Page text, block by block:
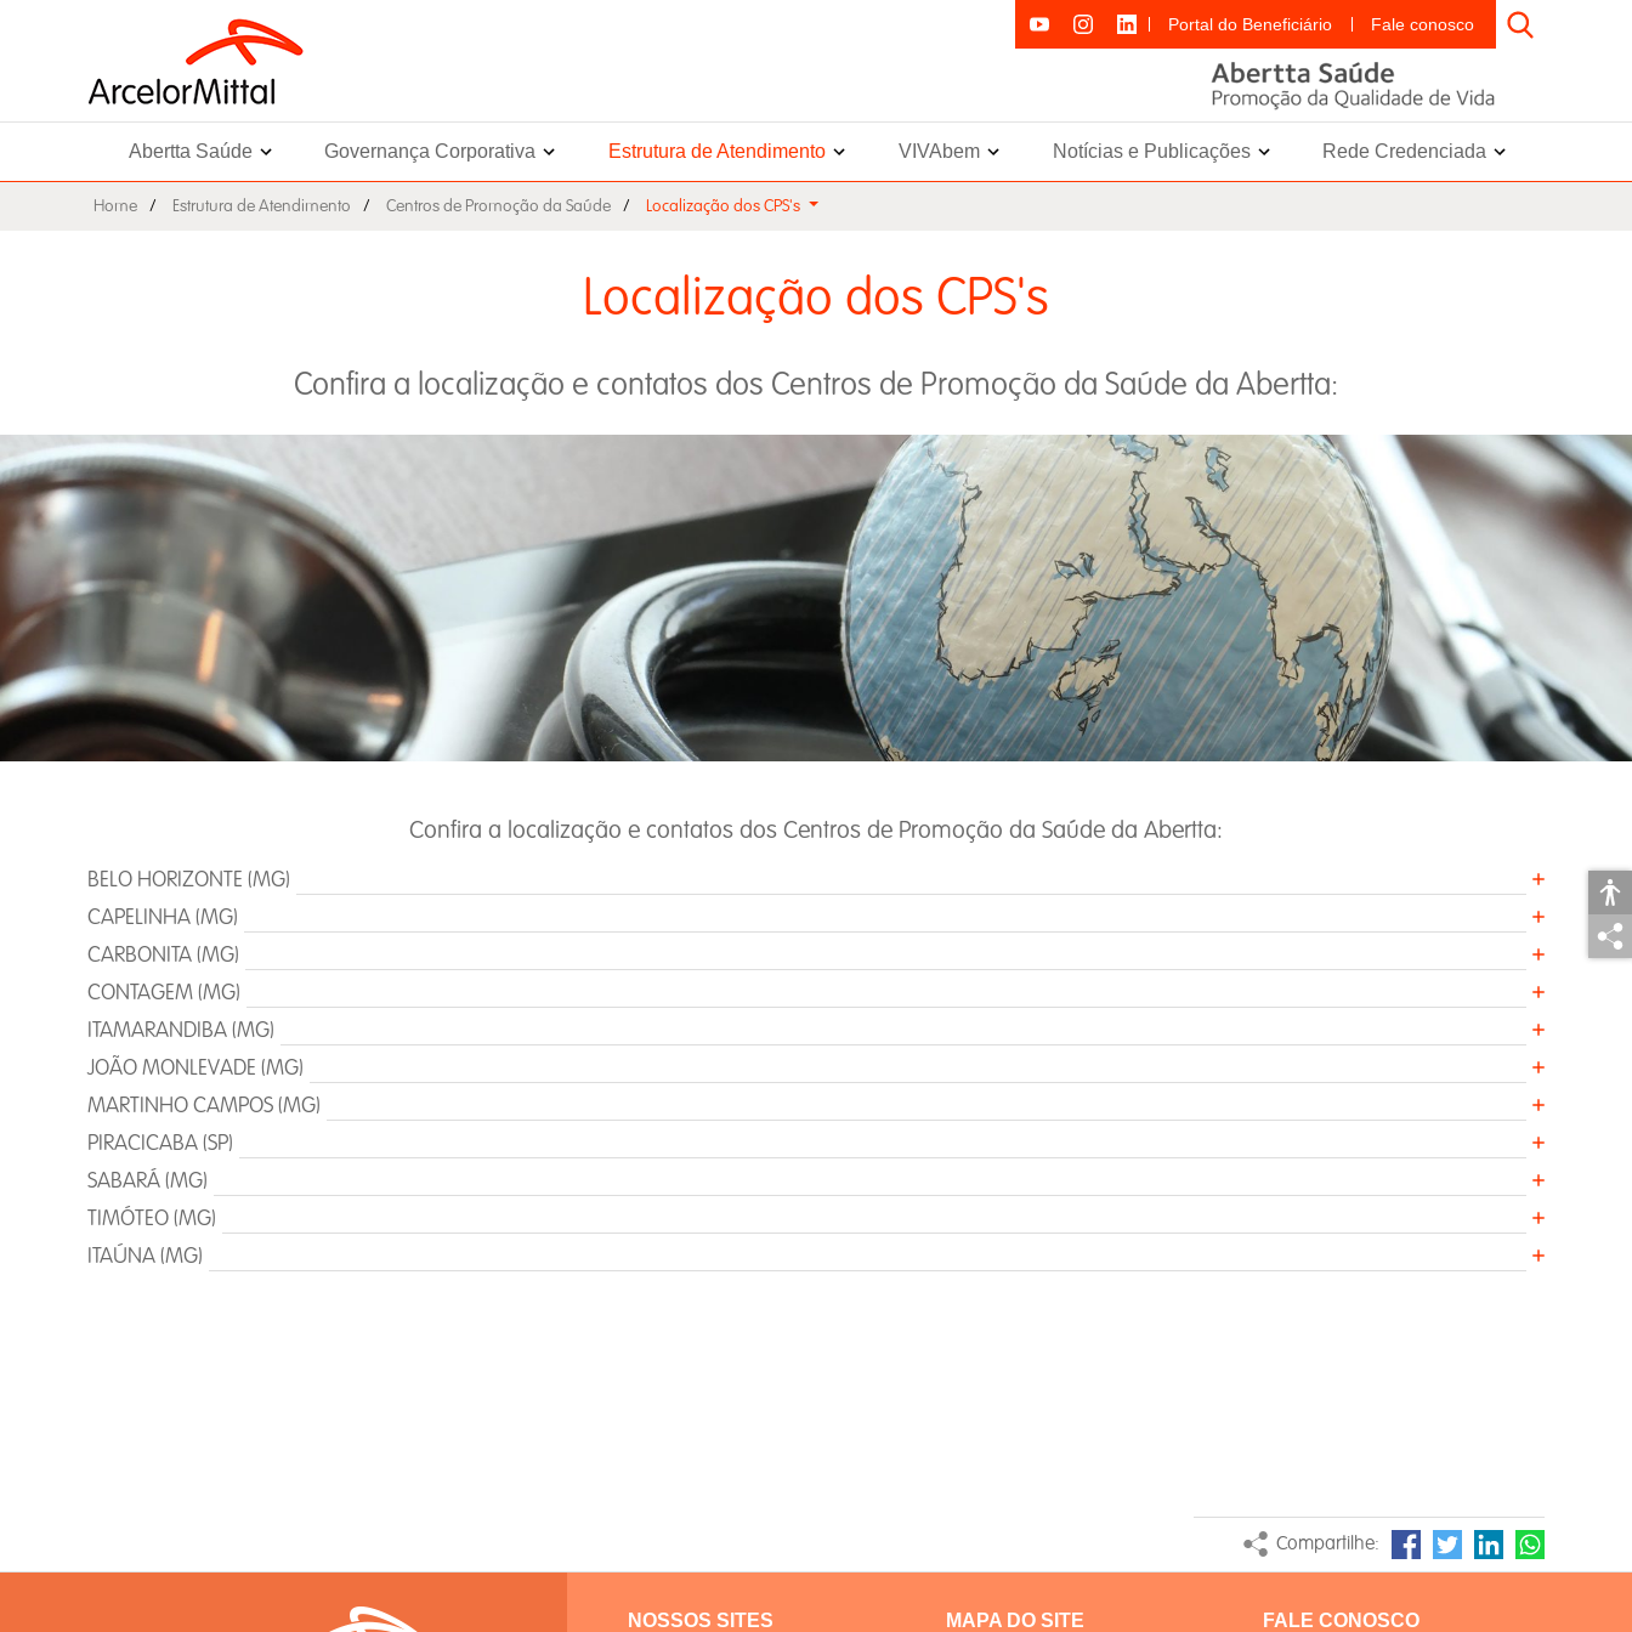
Portal do Beneficiário Fale conosco
Abertta Saúde Governança Corporativa Estrutura de Atendimento VIVAbem Notícias e Publicações Rede Credenciada
Home Estrutura de Atendimento Centros de Promoção da Saúde Localização dos CPS's
Localização dos CPS's
Confira a localização e contatos dos Centros de Promoção da Saúde da Abertta:
Confira a localização e contatos dos Centros de Promoção da Saúde da Abertta:
BELO HORIZONTE (MG)
CAPELINHA (MG)
CARBONITA (MG)
CONTAGEM (MG)
ITAMARANDIBA (MG)
JOÃO MONLEVADE (MG)
MARTINHO CAMPOS (MG)
PIRACICABA (SP)
SABARÁ (MG)
TIMÓTEO (MG)
ITAÚNA (MG)
Compartilhe:
NOSSOS SITES MAPA DO SITE FALE CONOSCO